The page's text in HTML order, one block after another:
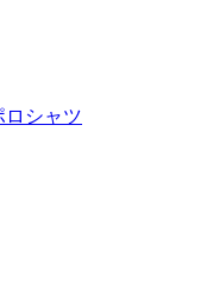
ロシャツ